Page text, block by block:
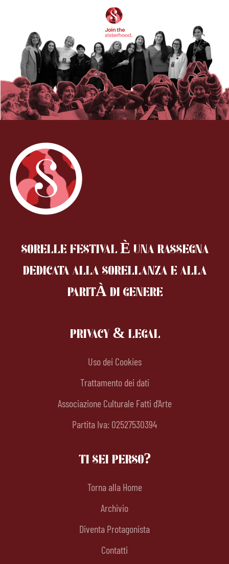
SORELLE FESTIVAL È UNA RASSEGNA
DEDICATA ALLA SORELLANZAE ALLA
PARITÀ DI GENERE
PRIVACY & LEGAL
Uso dei Cookies
Trattamento dei dati
Associazione Culturale Fatti d'Arte
Partita Iva: 02527530394
TI SEI PERSO?
Torna alla Home
Archivio
Diventa Protagonista
Contatti